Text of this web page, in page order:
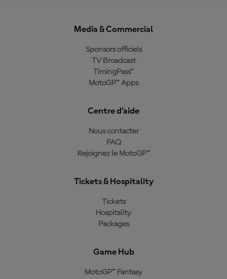
Media & Commercial
Sponsors officiels
TV Broadcast
TimingPass™
MotoGP™ Apps
Centre d'aide
Nous contacter
FAQ
Rejoignez le MotoGP™
Tickets & Hospitality
Tickets
Hospitality
Packages
Game Hub
MotoGP™ Fantasy